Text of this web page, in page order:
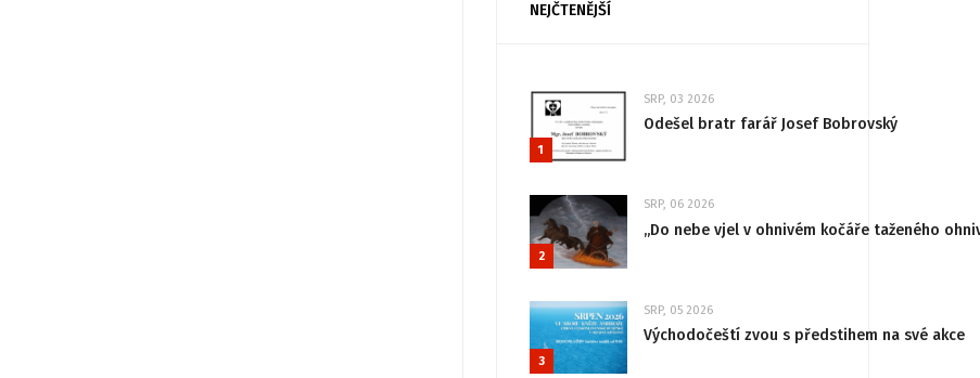
NEJČTENĚJŠÍ
1
SRP, 03 2026
Odešel bratr farář Josef Bobrovský
2
SRP, 06 2026
„Do nebe vjel v ohnivém kočáře taženého
3
SRP, 05 2026
Východočeští zvou s předstihem na své akce